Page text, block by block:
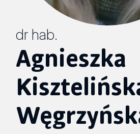
dr hab.
Agnieszka